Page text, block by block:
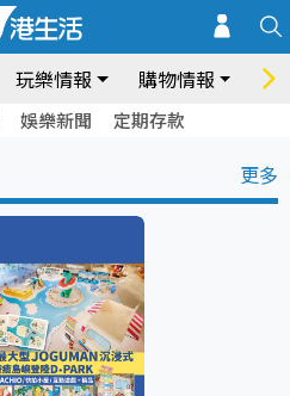
玩樂情報 購物情報 飲
娛樂新聞 定期存款
更多